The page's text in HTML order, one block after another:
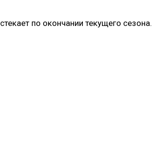
по окончании текущего сезона.